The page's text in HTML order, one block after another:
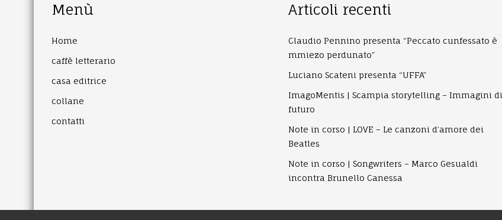
Menù
Home
caffè letterario
casa editrice
collane
contatti
Articoli recenti
Claudio Pennino presenta “Peccato cunfessato è
mmiezo perdunato”
Luciano Scateni presenta “UFFA”
ImagoMentis | Scampia storytelling – Immagini di
futuro
Note in corso | LOVE – Le canzoni d’amore dei
Beatles
Note in corso | Songwriters – Marco Gesualdi
incontra Brunello Canessa